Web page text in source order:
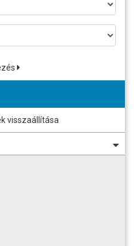
visszaállítása